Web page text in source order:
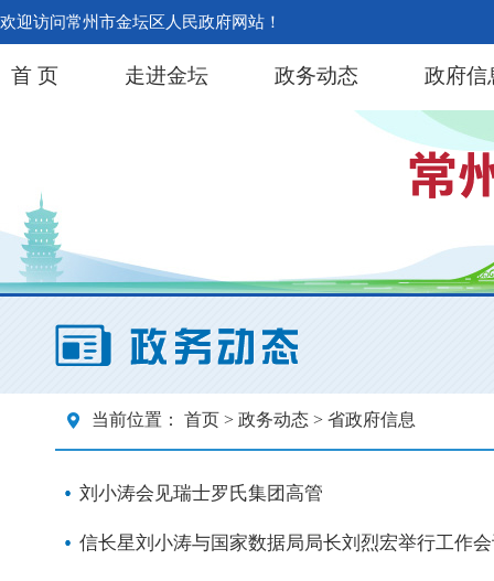
欢迎访问常州市金坛区人民政府网站！
首 页 走进金坛 政务动态 政府信
当前位置： 首页 > 政务动态 > 省政府信息
刘小涛会见瑞士罗氏集团高管
信长星刘小涛与国家数据局局长刘烈宏举行工作